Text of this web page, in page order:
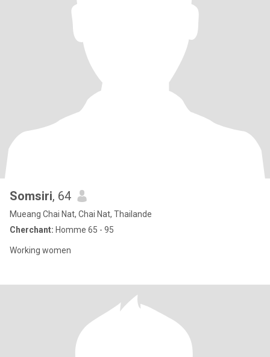
Somsiri, 64
Mueang Chai Nat, Chai Nat, Thailande
Cherchant: Homme 65 - 95
Working women